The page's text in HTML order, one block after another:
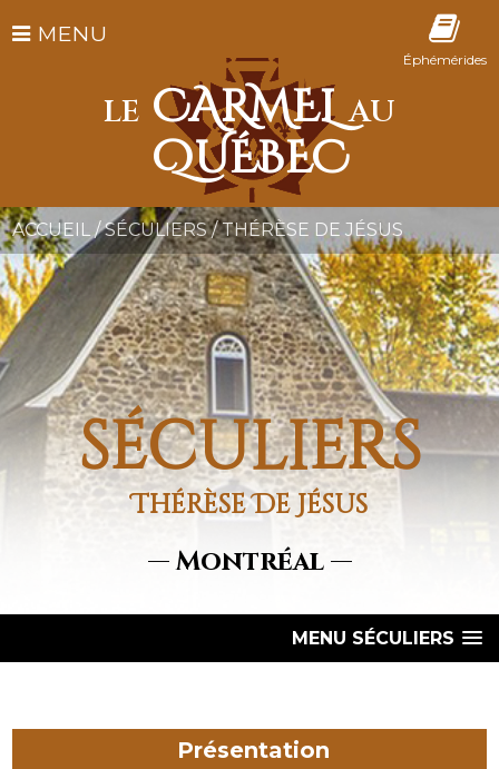
Éphémérides
MENU
LE CARMELAU
QUÉBEC
ACCUEIL /SÉCULIERS /THÉRÈSE DE JÉSUS
séculiers
Thérèse De Jésus
— Montréal —
MENU SÉCULIERS
Présentation